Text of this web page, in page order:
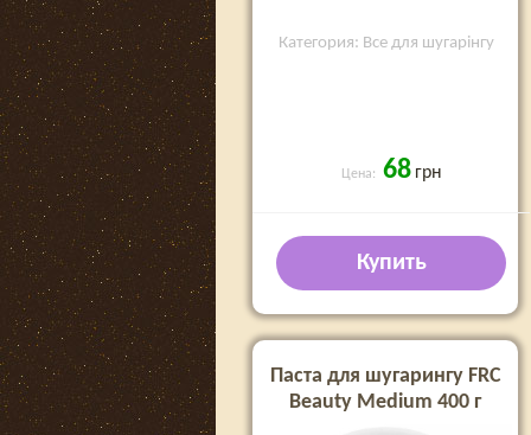
Категория: Все для шугарінгу
Цена: 68 грн
Купить
Паста для шугарингу FRC
Beauty Medium 400 г